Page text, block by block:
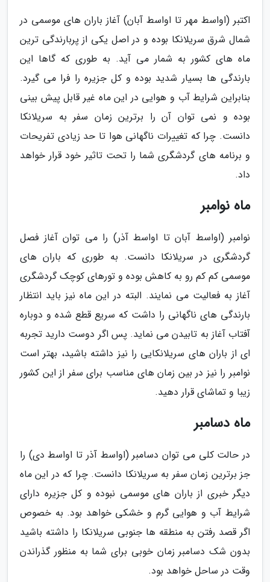
اکتبر (اواسط مهر تا اواسط آبان) آغاز باران های موسمی در
شمال شرق سریلانکا بوده و در اصل یکی از پربارندگی ترین
ماه های کشور به شمار می آید. به طوری که گاها این
بارندگی ها بسیار شدید بوده و کل جزیره را فرا می گیرد.
بنابراین شرایط آب و هوایی در این ماه غیر قابل پیش بینی
بوده و نمی توان آن را برترین زمان سفر به سریلانکا
دانست. چرا که تغییرات ناگهانی هوا تا حد زیادی تفریحات
و برنامه های گردشگری شما را تحت تاثیر خود قرار خواهد
داد.
ماه نوامبر
نوامبر (اواسط آبان تا اواسط آذر) را می توان آغاز فصل
گردشگری در سریلانکا دانست. به طوری که باران های
موسمی کم کم رو به کاهش بوده و تورهای کوچک گردشگری
آغاز به فعالیت می نمایند. البته در این ماه نیز باید انتظار
بارندگی های ناگهانی را داشت که سریع قطع شده و دوباره
آفتاب آغاز به تابیدن می نماید. پس اگر دوست دارید تجربه
ای از باران های سریلانکایی را نیز داشته باشید، بهتر است
نوامبر را نیز در بین زمان های مناسب برای سفر از این کشور
زیبا و تماشای قرار دهید.
ماه دسامبر
در حالت کلی می توان دسامبر (اواسط آذر تا اواسط دی) را
جز برترین زمان سفر به سریلانکا دانست. چرا که در این ماه
دیگر خبری از باران های موسمی نبوده و کل جزیره دارای
شرایط آب و هوایی گرم و خشکی خواهد بود. به خصوص
اگر قصد رفتن به منطقه ها جنوبی سریلانکا را داشته باشید
بدون شک دسامبر زمان خوبی برای شما به منظور گذراندن
وقت در ساحل خواهد بود.